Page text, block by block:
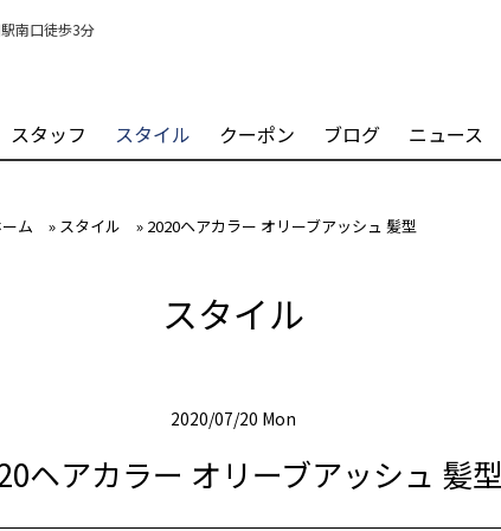
南口徒歩3分
スタッフ スタイル クーポン ブログ ニュース
ム » スタイル » 2020ヘアカラー オリーブアッシュ 髪型
スタイル
2020/07/20 Mon
ヘアカラー オリーブアッシュ 髪型